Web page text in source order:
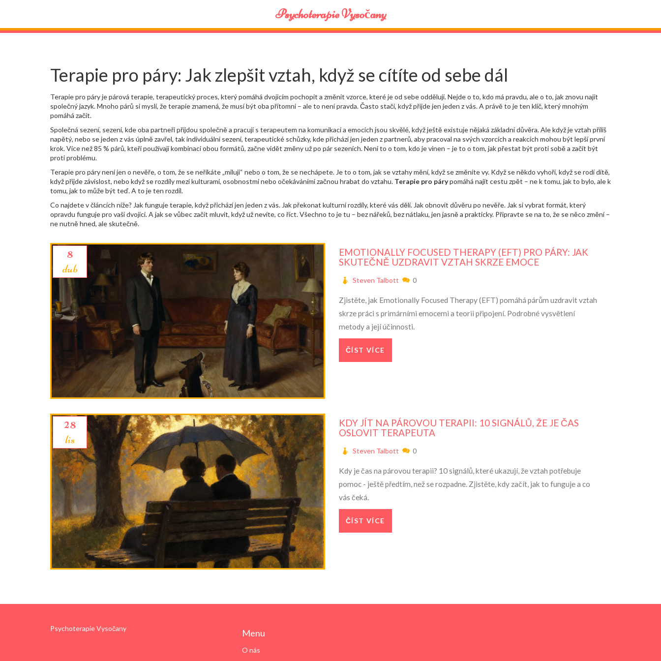
Psychoterapie Vysočany
Terapie pro páry: Jak zlepšit vztah, když se cítíte od sebe dál
Terapie pro páry jepárová terapie, terapeutický proces, který pomáhá dvojicím pochopit a změnit vzorce, které je od sebe oddělují. Nejde o to, kdo má pravdu, ale o to, jak znovu najít
společný jazyk. Mnoho párů si myslí, že terapie znamená, že musí být oba přítomni – ale to není pravda. Často stačí, když přijde jen jeden z vás. A právě to je ten klíč, který mnohým
pomáhá začít.
Společná sezení, sezení, kde oba partneři přijdou společně a pracují s terapeutem na komunikaci a emocích jsou skvělé, když ještě existuje nějaká základní důvěra. Ale když je vztah příliš
napětý, nebo se jeden z vás úplně zavřel, takindividuální sezení, terapeutické schůzky, kde přichází jen jeden z partnerů, aby pracoval na svých vzorcích a reakcích mohou být lepší první
krok. Více než 85 % párů, kteří používají kombinaci obou formátů, začne vidět změny už po pár sezeních. Není to o tom, kdo je vinen – je to o tom, jak přestat být proti sobě a začít být
proti problému.
Terapie pro páry není jen o nevěře, o tom, že se neříkáte „miluji“ nebo o tom, že se nechápete. Je to o tom, jak se vztahy mění, když se změníte vy. Když se někdo vyhoří, když se rodí dítě,
když přijde závislost, nebo když se rozdíly mezi kulturami, osobnostmi nebo očekáváními začnou hrabat do vztahu. Terapie pro párypomáhá najít cestu zpět – ne k tomu, jak to bylo, ale k
tomu, jak to může být teď. A to je ten rozdíl.
Co najdete v článcích níže? Jak funguje terapie, když přichází jen jeden z vás. Jak překonat kulturní rozdíly, které vás dělí. Jak obnovit důvěru po nevěře. Jak si vybrat formát, který
opravdu funguje pro vaši dvojici. A jak se vůbec začít mluvit, když už nevíte, co říct. Všechno to je tu – bez nářeků, bez nátlaku, jen jasně a prakticky. Připravte se na to, že se něco změní –
ne nutně hned, ale skutečně.
8
dub
EMOTIONALLY FOCUSED THERAPY (EFT) PRO PÁRY: JAK
SKUTEČNĚ UZDRAVIT VZTAH SKRZE EMOCE
Steven Talbott 0
Zjistěte, jak Emotionally Focused Therapy (EFT) pomáhá párům uzdravit vztah
skrze práci s primárními emocemi a teorii připojení. Podrobné vysvětlení
metody a její účinnosti.
ČÍST VÍCE
28
lis
KDY JÍT NA PÁROVOU TERAPII: 10 SIGNÁLŮ, ŽE JE ČAS
OSLOVIT TERAPEUTA
Steven Talbott 0
Kdy je čas na párovou terapii? 10 signálů, které ukazují, že vztah potřebuje
pomoc - ještě předtím, než se rozpadne. Zjistěte, kdy začít, jak to funguje a co
vás čeká.
ČÍST VÍCE
Psychoterapie Vysočany Menu
O nás